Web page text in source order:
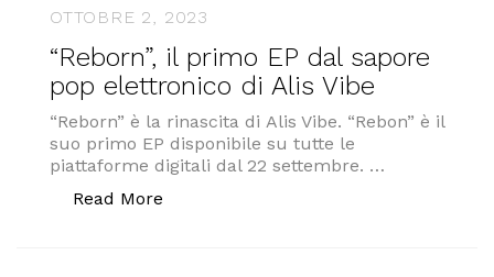
OTTOBRE 2, 2023
“Reborn”, il primo EP dal sapore
pop elettronico di Alis Vibe
“Reborn” è la rinascita di Alis Vibe. “Rebon” è il
suo primo EP disponibile su tutte le
piattaforme digitali dal 22 settembre. …
Read More